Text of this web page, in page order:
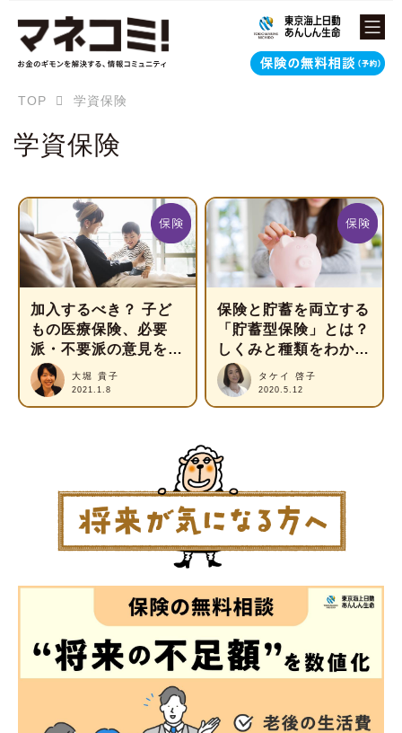
TOP 学資保険
学資保険
加入するべき？ 子ど
もの医療保険、必要
派・不要派の意見を
FPが解説大堀 貴子
2021.1.8
保険と貯蓄を両立する
「貯蓄型保険」とは？
しくみと種類をわかり
やすく解説タケイ 啓子
2020.5.12